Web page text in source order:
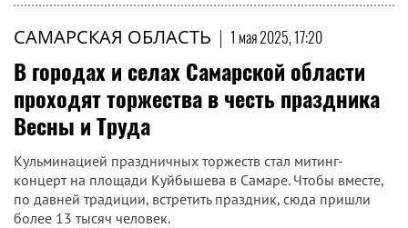
САМАРСКАЯ ОБЛАСТЬ | 1 мая 2025, 17:20
В городах и селах Самарской области
проходят торжества в честь праздника
Весны и Труда
Кульминацией праздничных торжеств стал митинг-
концерт на площади Куйбышева в Самаре. Чтобы вместе,
по давней традиции, встретить праздник, сюда пришли
более 13 тысяч человек.